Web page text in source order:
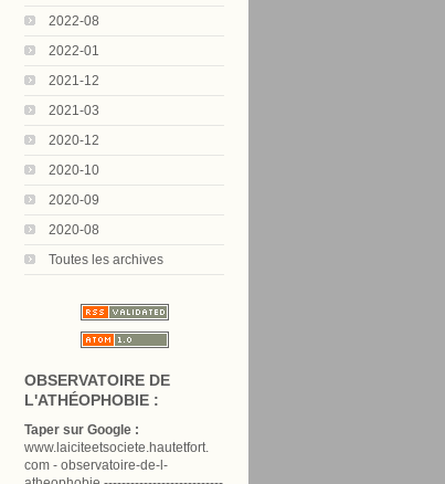
2022-08
2022-01
2021-12
2021-03
2020-12
2020-10
2020-09
2020-08
Toutes les archives
OBSERVATOIRE DE
L'ATHÉOPHOBIE :
Taper sur Google :
www.laiciteetsociete.hautetfort.
com - observatoire-de-l-